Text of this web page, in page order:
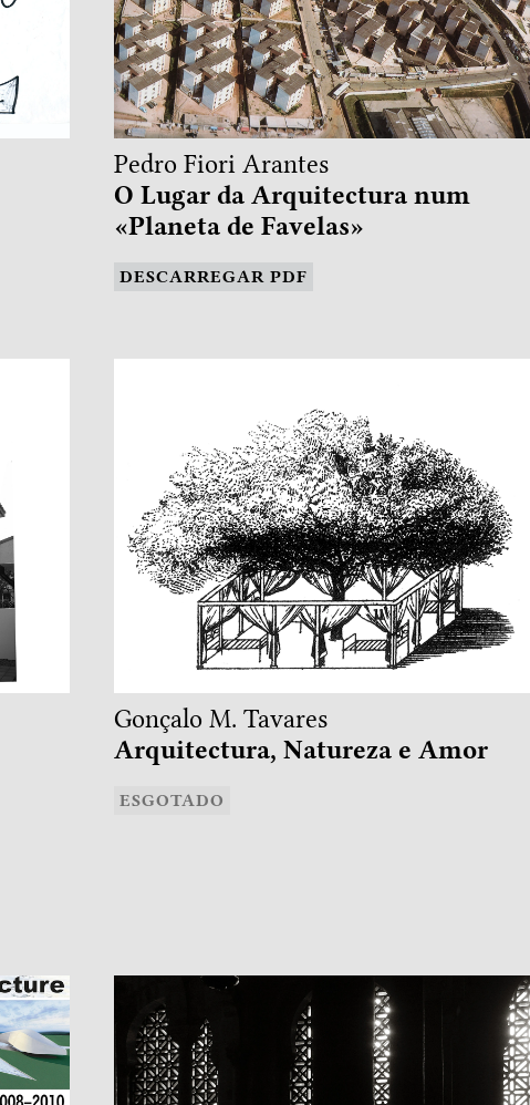
Pedro Fiori Arantes
O Lugar da Arquitectura num
«Planeta de Favelas»
DESCARREGAR PDF
Gonçalo M. Tavares
Arquitectura, Natureza e Amor
ESGOTADO